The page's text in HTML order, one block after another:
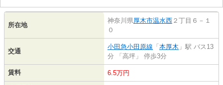
所在地
神奈川県厚木市温水西 ２丁目６－１
０
交通
小田急小田原線 「 本厚木 」駅 バス13
分 「高坪」 停歩3分
賃料 6.5万円